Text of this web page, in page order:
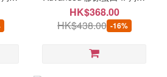
節健康咀嚼肉粒 (30粒)
HK$368.00
HK$438.00 -16%